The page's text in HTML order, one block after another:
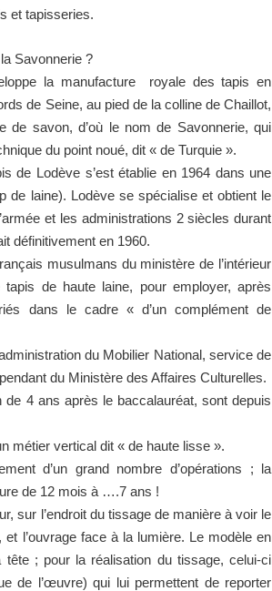
et tapisseries.
Savonnerie ?
la manufacture royale des tapis en
de Seine, au pied de la colline de Chaillot,
de savon, d’où le nom de Savonnerie, qui
du point noué, dit « de Turquie ».
de Lodève s’est établie en 1964 dans une
de laine). Lodève se spécialise et obtient le
et les administrations 2 siècles durant
définitivement en 1960.
musulmans du ministère de l’intérieur
de haute laine, pour employer, après
dans le cadre « d’un complément de
du Mobilier National, service de
du Ministère des Affaires Culturelles.
4 ans après le baccalauréat, sont depuis
métier vertical dit « de haute lisse ».
d’un grand nombre d’opérations ; la
de 12 mois à ….7 ans !
sur l’endroit du tissage de manière à voir le
l’ouvrage face à la lumière. Le modèle en
; pour la réalisation du tissage, celui-ci
de l’œuvre) qui lui permettent de reporter